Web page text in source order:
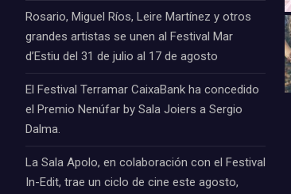
Rosario, Miguel Ríos, Leire Martínez y otros
grandes artistas se unen al Festival Mar
d’Estiu del 31 de julio al 17 de agosto
El Festival Terramar CaixaBank ha concedido
el Premio Nenúfar by Sala Joiers a Sergio
Dalma.
La Sala Apolo, en colaboración con el Festival
In-Edit, trae un ciclo de cine este agosto,